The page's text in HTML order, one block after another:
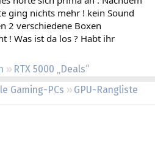
RTX 5000 „Deals“
Gaming-PCs
GPU-Rangliste
ging nichts mehr ! kein Sound
2 verschiedene Boxen
! Was ist da los ? Habt ihr